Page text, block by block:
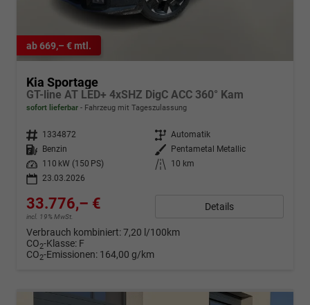
ab 669,– € mtl.
Kia Sportage
GT-line AT LED+ 4xSHZ DigC ACC 360° Kam
sofort lieferbar Fahrzeug mit Tageszulassung
Fahrzeugnr. 1334872 Getriebe Automatik
Kraftstoff
Benzin Außenfarbe
Pentametal Metallic
Leistung
110 kW (150 PS) Kilometerstand
10 km
23.03.2026
33.776,– €
incl. 19% MwSt.
Details
Verbrauch kombiniert:7,20 l/100km
CO2-Klasse: F
CO2-Emissionen: 164,00 g/km